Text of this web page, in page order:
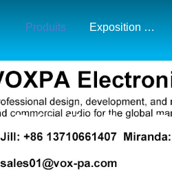
Produits Exposition Et Carte Du Marché
Détails Des